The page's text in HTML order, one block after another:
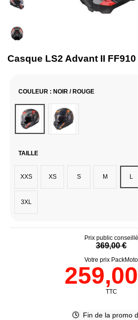
Casque LS2 Advant II
COULEUR : NOIR / ROUGE
Noir / RougeNoir / Orange
TAILLE
XXS XS S M L
3XL
Prix public conseillé
369,00 €
Votre prix PackMoto
TTC
Fin de la promo